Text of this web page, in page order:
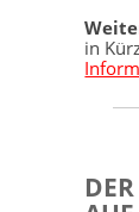
in